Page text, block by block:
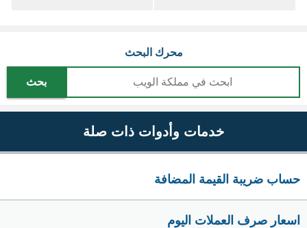
محرك البحث
بحث
خدمات وأدوات ذات صلة
حساب ضريبة القيمة المضافة
اسعار صرف العملات اليوم